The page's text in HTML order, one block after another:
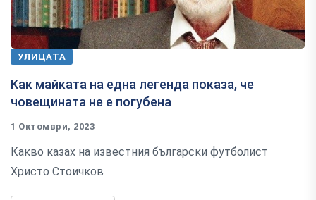
УЛИЦАТА
Как майката на една легенда показа, че
човещината не е погубена
1 Октомври, 2023
Какво казах на известния български футболист
Христо Стоичков